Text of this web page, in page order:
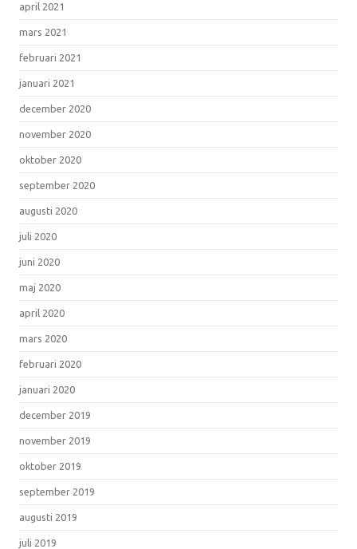
april 2021
mars 2021
februari 2021
januari 2021
december 2020
november 2020
oktober 2020
september 2020
augusti 2020
juli 2020
juni 2020
maj 2020
april 2020
mars 2020
februari 2020
januari 2020
december 2019
november 2019
oktober 2019
september 2019
augusti 2019
juli 2019